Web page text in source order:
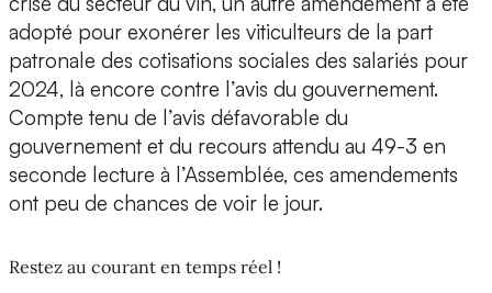
adopté pour exonérer les viticulteurs de la part
patronale des cotisations sociales des salariés pour
2024, là encore contre l’avis du gouvernement.
Compte tenu de l’avis défavorable du
gouvernement et du recours attendu au 49-3 en
seconde lecture à l’Assemblée, ces amendements
ont peu de chances de voir le jour.
Restez au courant en temps réel !